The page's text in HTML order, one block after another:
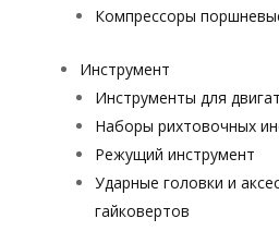
Компрессоры
Инструмент
Инструменты для
Наборы рихтовочных
Режущий инструмент
Ударные головки и
гайковертов